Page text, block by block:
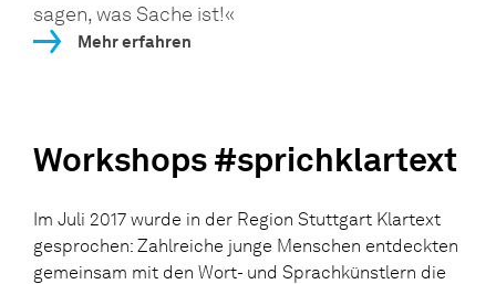
sagen, was Sache ist!«
Mehr erfahren
Workshops #sprichklartext
Im Juli 2017 wurde in der Region Stuttgart Klartext
gesprochen: Zahlreiche junge Menschen entdeckten
gemeinsam mit den Wort- und Sprachkünstlern die